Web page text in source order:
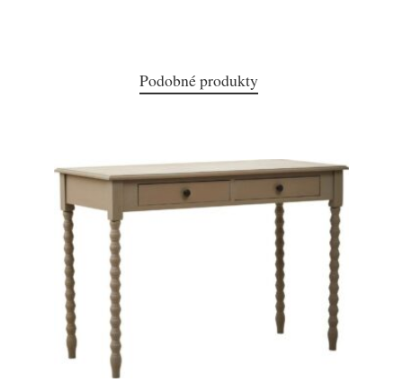
Podobné produkty